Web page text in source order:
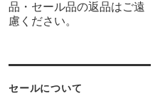
品・セール品の返品はご遠
慮ください。
セールについて